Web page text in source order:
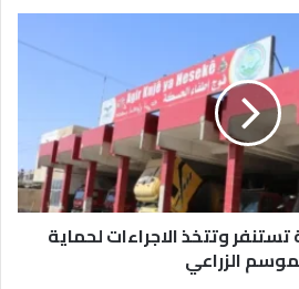
وتتخذ الاجراءات لحماية
الزراعي